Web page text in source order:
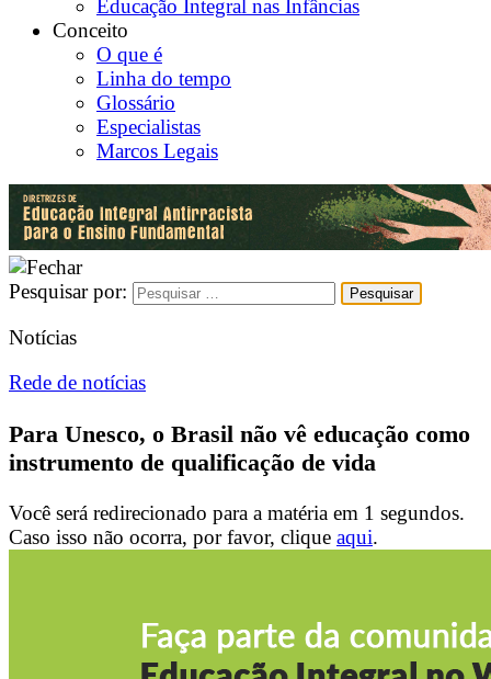
Educação Integral nas Infâncias
Conceito
O que é
Linha do tempo
Glossário
Especialistas
Marcos Legais
Pesquisar por:
Notícias
Rede de notícias
Para Unesco, o Brasil não vê educação como
instrumento de qualificação de vida
Você será redirecionado para a matéria em 1 segundos.
Caso isso não ocorra, por favor, clique aqui.